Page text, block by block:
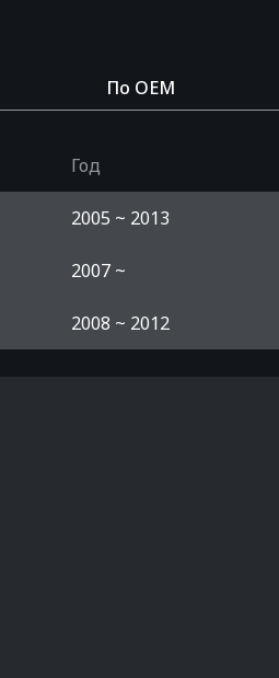
По OEM
Год
2005 ~ 2013
2007 ~
2008 ~ 2012